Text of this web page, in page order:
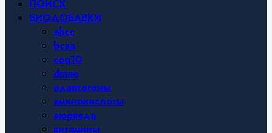
Основное
меню
ПОИСК
БИОДОБАВКИ
ahcc
bcaa
coq10
dmae
адаптогены
аминокислоты
аюрведа
витамины